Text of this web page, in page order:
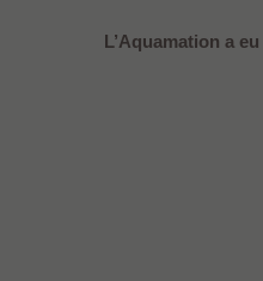
L’Aquamation a